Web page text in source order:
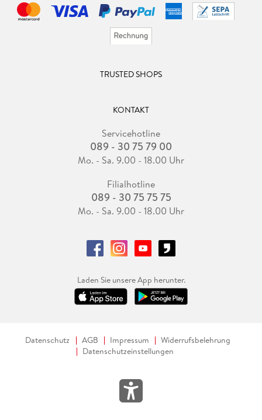
TRUSTED SHOPS
KONTAKT
Servicehotline
089 - 30 75 79 00
Mo. - Sa. 9.00 - 18.00 Uhr
Filialhotline
089 - 30 75 75 75
Mo. - Sa. 9.00 - 18.00 Uhr
Laden Sie unsere App herunter.
Datenschutz AGB Impressum
Widerrufsbelehrung
Datenschutzeinstellungen